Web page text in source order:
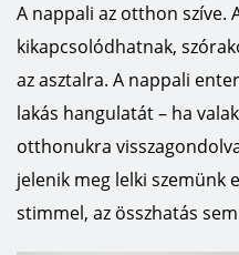
A nappali az otthon szíve.
kikapcsolódhatnak,
az asztalra. A nappali
lakás hangulatát – ha
otthonukra
jelenik meg lelki szemünk
stimmel, az összhatás